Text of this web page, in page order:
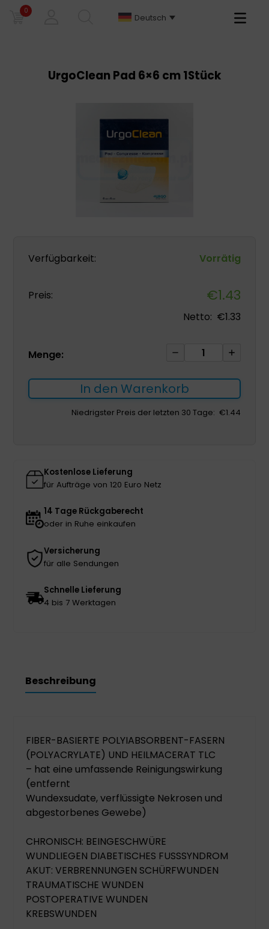
0
Deutsch
Primary
UrgoClean Pad 6×6 cm 1Stück
Verfügbarkeit: Vorrätig
Preis: €1.43
Netto: €1.33
Menge:
UrgoClean
6x6
cm
1Stück
In den Warenkorb
Niedrigster Preis der letzten 30 Tage: €1.44
Kostenlose Lieferung
für Aufträge von 120 Euro Netz
14 Tage Rückgaberecht
oder in Ruhe einkaufen
Versicherung
für alle Sendungen
Schnelle Lieferung
4 bis 7 Werktagen
Beschreibung
FIBER-BASIERTE POLYIABSORBENT-FASERN
(POLYACRYLATE) UND HEILMACERAT TLC
– hat eine umfassende Reinigungswirkung
(entfernt
Wundexsudate, verflüssigte Nekrosen und
abgestorbenes Gewebe)
CHRONISCH: BEINGESCHWÜRE
WUNDLIEGEN DIABETISCHES FUSSSYNDROM
AKUT: VERBRENNUNGEN SCHÜRFWUNDEN
TRAUMATISCHE WUNDEN
POSTOPERATIVE WUNDEN
KREBSWUNDEN